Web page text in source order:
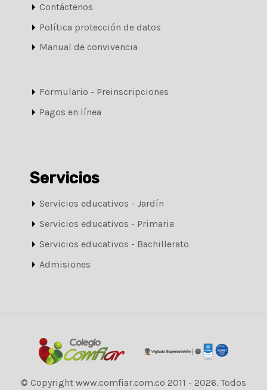
Contáctenos
Política protección de datos
Manual de convivencia
Formulario - Preinscripciones
Pagos en línea
Servicios
Servicios educativos - Jardín
Servicios educativos - Primaria
Servicios educativos - Bachillerato
Admisiones
© Copyright www.comfiar.com.co 2011 - 2026. Todos